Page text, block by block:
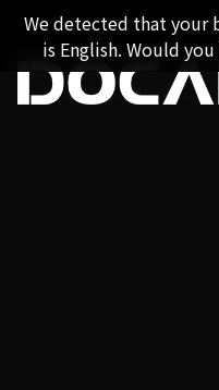
We detected that your
is English. Would